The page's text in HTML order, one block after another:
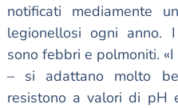
notificati mediamente
legionellosi ogni anno.
sono febbri e polmoniti.
– si adattano molto
resistono a valori di pH